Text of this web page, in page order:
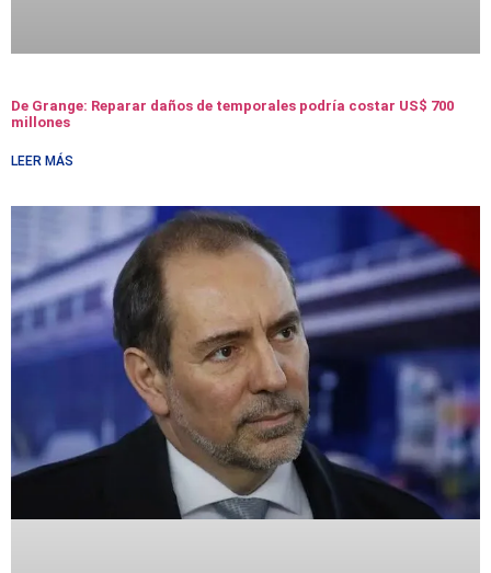
De Grange: Reparar daños de temporales podría costar US$ 700
millones
LEER MÁS